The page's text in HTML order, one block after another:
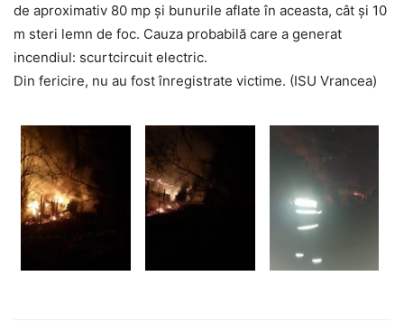
de aproximativ 80 mp și bunurile aflate în aceasta, cât și 10
m steri lemn de foc. Cauza probabilă care a generat
incendiul: scurtcircuit electric.
Din fericire, nu au fost înregistrate victime. (ISU Vrancea)